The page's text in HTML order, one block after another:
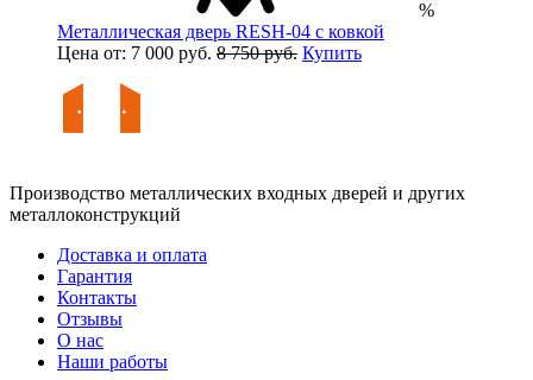
%
Металлическая дверь RESH-04 с ковкой
Цена от: 7 000 руб. 8 750 руб. Купить
Производство металлических входных дверей и других
металлоконструкций
Доставка и оплата
Гарантия
Контакты
Отзывы
О нас
Наши работы